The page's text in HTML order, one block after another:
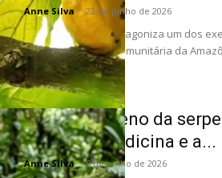
Anne Silva - 22 de junho de 2026
A Ilha do Combu protagoniza um dos
e turismo de base comunitária da
Como o veneno da
desafia a medicina e a...
Anne Silva - 6 de junho de 2026